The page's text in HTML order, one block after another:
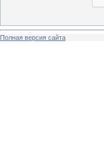
Полная версия сайта